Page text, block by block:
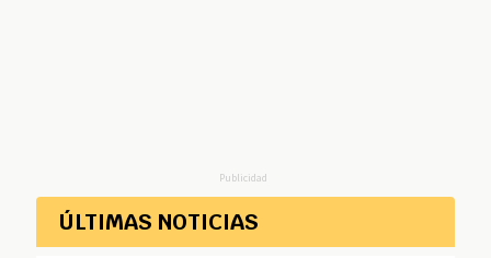
Publicidad
ÚLTIMAS NOTICIAS